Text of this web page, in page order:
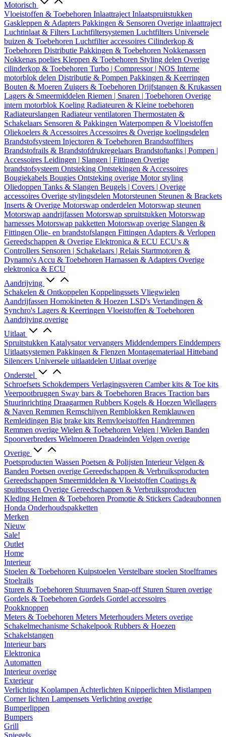
Motorisch
Vloeistoffen & Toebehoren Inlaattraject Inlaatspruitstukken
Gaskleppen & Adapters Pakkingen & Sensoren Overige inlaattraject
Luchtinlaat & Filters Luchtfiltersystemen Luchtfilters Universele
buizen & Toebehoren Luchtfilter accessoires Cilinderkop &
Toebehoren Distributie Pakkingen & Toebehoren Nokkenassen
Nokkenas poelies Kleppen & Toebehoren Styling delen Overige
cilinderkop & Toebehoren Turbo | Compressor | NOS Interne
motorblok delen Distributie & Pompen Pakkingen & Keerringen
Bouten & Moeren Zuigers & Toebehoren Drijfstangen & Krukassen
Lagers & Smeermiddelen Riemen | Snaren | Toebehoren Overige
intern motorblok Koeling Radiateuren & Kleine toebehoren
Radiateurslangen Radiateur ventilatoren Thermostaten &
Schakelaars Sensoren & Pakkingen Waterpompen & Vloeistoffen
Oliekoelers & Accessoires Accessoires & Overige koelingsdelen
Brandstofsysteem Injectoren & Toebehoren Brandstoffilters
Brandstofrails & Brandstofdrukregelaars Brandstoftanks | Pompen |
Accessoires Leidingen | Slangen | Fittingen Overige
brandstofsysteem Ontsteking Ontstekingen & Accessoires
Bougiekabels Bougies Ontsteking overige Motor styling
Oliedoppen Tanks & Slangen Beugels | Covers | Overige
accessoires Overige stylingsdelen Motorsteunen Steunen & Brackets
Inserts & Overige Motorswap onderdelen Motorswap steunen
Motorswap aandrijfassen Motorswap spruitstukken Motorswap
harnesses Motorswap pakketten Motorswap overige Slangen &
Fittingen Olie- en brandstofslangen Fittingen Adapters & Verlopen
Gereedschappen & Overige Elektronica & ECU ECU's &
Controllers Sensoren | Schakelaars | Relais Startmotoren &
Dynamo's Accu & Toebehoren Harnassen & Adapters Overige
elektronica & ECU
Aandrijving
Schakelen & Ontkoppelen Koppelingssets Vliegwielen
Aandrijfassen Homokineten & Hoezen LSD's Vertandingen &
Synchro's Lagers & Keerringen Vloeistoffen & Toebehoren
Aandrijving overige
Uitlaat
Spruitstukken Katalysator vervangers Middendempers Einddempers
Uitlaatsystemen Pakkingen & Flenzen Montagemateriaal Hitteband
Silencers Universele uitlaatdelen Uitlaat overige
Onderstel
Schroefsets Schokdempers Verlagingsveren Camber kits & Toe kits
Veerpootbruggen Sway bars & Toebehoren Braces Traction bars
Stuurinrichting Draagarmen Rubbers Kogels & Hoezen Wiellagers
& Naven Remmen Remschijven Remblokken Remklauwen
Remleidingen Big brake kits Remvloeistoffen Handremmen
Remmen overige Wielen & Toebehoren Velgen | Wielen Banden
Spoorverbreders Wielmoeren Draadeinden Velgen overige
Overige
Poetsproducten Wassen Poetsen & Polijsten InterieurVelgen &
Banden Poetsen overige Gereedschappen & Verbruiksproducten
Gereedschappen Smeermiddelen & Vloeistoffen Coatings &
spuitbussen Overige Gereedschappen & Verbruiksproducten
Kleding Helmen & Toebehoren Promotie & Stickers Cadeaubonnen
Honda Onderhoudspakketten
Merken
Nieuw
Sale!
Outlet
Home
Interieur
Stoelen & Toebehoren Kuipstoelen Verstelbare stoelen Stoelframes
Stoelrails
Sturen & Toebehoren Stuurnaven Snap-off Sturen Sturen overige
Gordels & Toebehoren Gordels Gordel accessoires
Pookknoppen
Meters & Toebehoren Meters Meterhouders Meters overige
Schakelmechanisme Schakelpook Rubbers & Hoezen
Schakelstangen
Interieur bars
Elektronica
Automatten
Interieur overige
Exterieur
Verlichting Koplampen Achterlichten Knipperlichten Mistlampen
Corner lichten Lampensets Verlichting overige
Bumperlippen
Bumpers
Grill
Spiegels